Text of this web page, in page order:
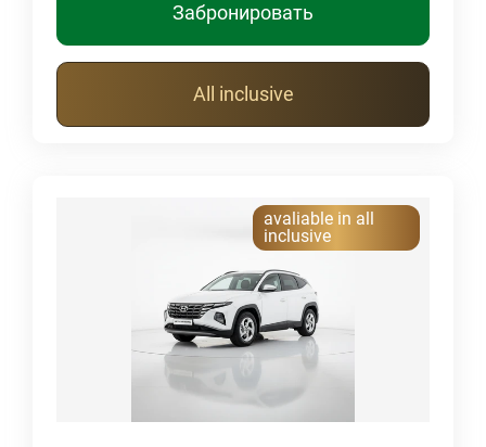
Забронировать
All inclusive
avaliable in all
inclusive